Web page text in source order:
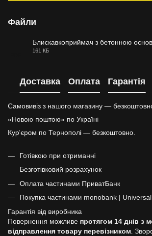
Файли
Блискавкоприймач з бетонною
161 КБ
Доставка Оплата Гарантія
Самовивіз з нашого магазину —
«Новою поштою» по Україні
Кур'єром по Тернополі — безкоштовно.
Готівкою при отриманні
Безготівковий розрахунок
Оплата частинами ПриватБанк
Покупка частинами monobank |
Гарантія від виробника
Повернення можливе протягом 14 днів з
відправлення товару перевізником .